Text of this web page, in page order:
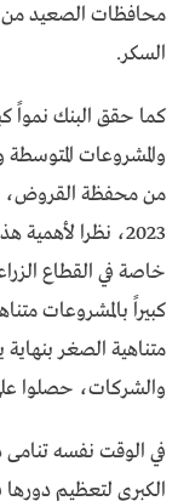
محافظات الصعيد من
السكر.
كما حقق البنك نمواً
2023، نظرا
خاصة في القطاع
كبيراً بالمشروعات
والشركات، حصلوا على تمويلات
في الوقت نفسه تنامى
الكبرى لتعظيم